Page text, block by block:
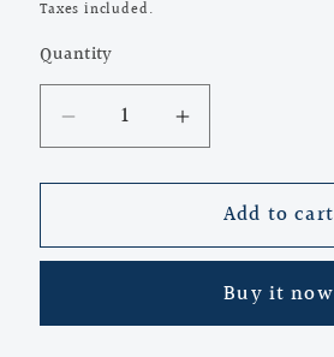
Taxes included.
Quantity
Quantity
Decrease
quantity
for
எசி
புத்தகம்
Increase
quantity
for
லயோலா
எசி
வழிகாட்டி
புத்தகம்
Add to cart
Buy it now